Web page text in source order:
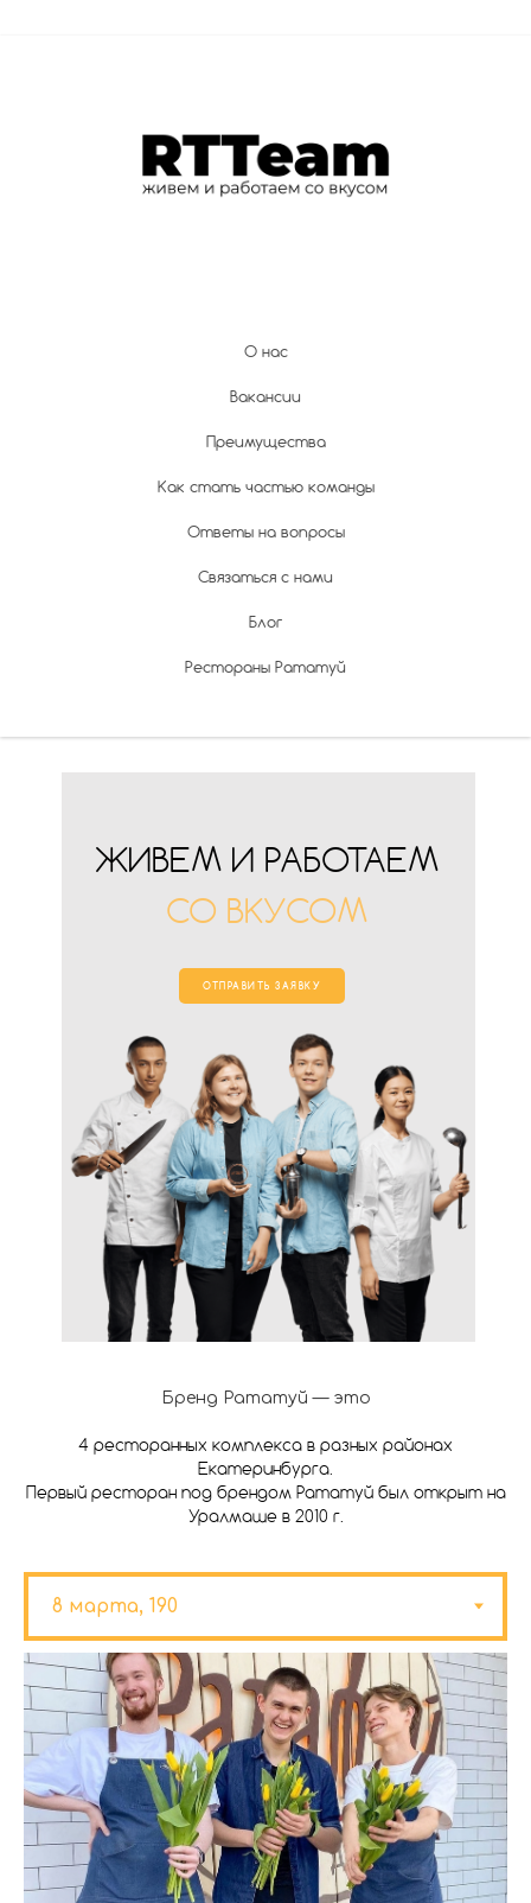
О нас
Вакансии
Преимущества
Как стать частью команды
Ответы на вопросы
Связаться с нами
Блог
Рестораны Рататуй
ЖИВЕМ И РАБОТАЕМ
СО ВКУСОМ
ОТПРАВИТЬ ЗАЯВКУ
Бренд Рататуй — это
4 ресторанных комплекса в разных районах
Екатеринбурга.
Первый ресторан под брендом Рататуй был открыт на
Уралмаше в 2010 г.